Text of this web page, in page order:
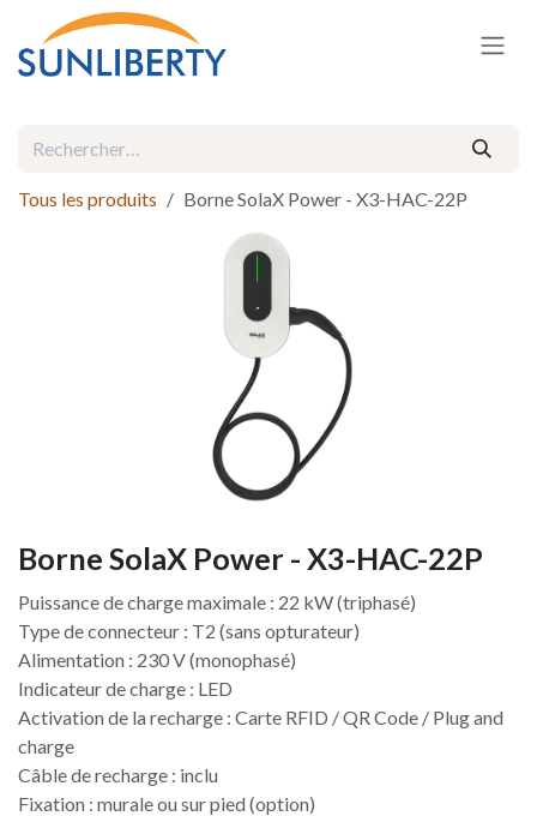
Se rendre au contenu
Tous les produits Borne SolaX Power - X3-HAC-22P
Borne SolaX Power - X3-HAC-22P
Puissance de charge maximale : 22 kW (triphasé)
Type de connecteur : T2 (sans opturateur)
Alimentation : 230 V (monophasé)
Indicateur de charge : LED
Activation de la recharge : Carte RFID / QR Code / Plug and
charge
Câble de recharge : inclu
Fixation : murale ou sur pied (option)